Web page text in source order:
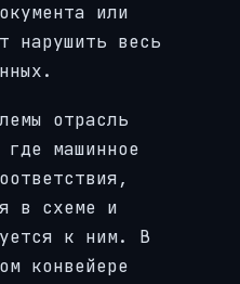
или
нарушить весь
отрасль
машинное
в схеме и
к ним. В
конвейере